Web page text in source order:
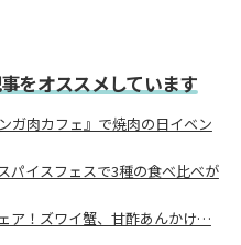
をオススメしています
ガ肉カフェ』で焼肉の日イベン
パイスフェスで3種の食べ比べが
ア！ズワイ蟹、甘酢あんかけ…